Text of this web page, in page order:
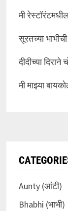
मी
सूरतच्या
दीदीच्या
मी माझ्या
Aunty (आंटी)
Bhabhi (भाभी)